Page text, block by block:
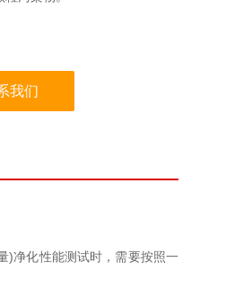
我们
)净化性能测试时，需要按照一